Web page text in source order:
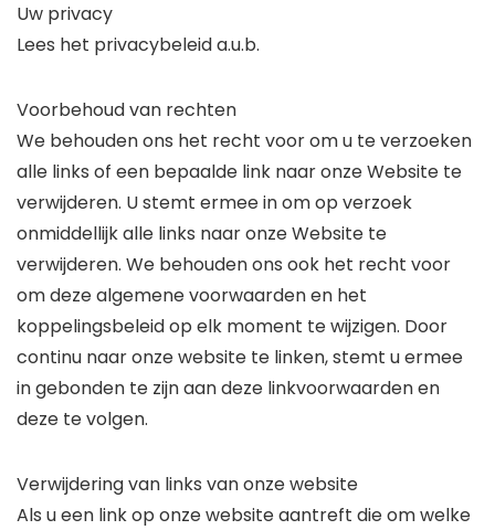
Uw privacy
Lees het privacybeleid a.u.b.
Voorbehoud van rechten
We behouden ons het recht voor om u te verzoeken
alle links of een bepaalde link naar onze Website te
verwijderen. U stemt ermee in om op verzoek
onmiddellijk alle links naar onze Website te
verwijderen. We behouden ons ook het recht voor
om deze algemene voorwaarden en het
koppelingsbeleid op elk moment te wijzigen. Door
continu naar onze website te linken, stemt u ermee
in gebonden te zijn aan deze linkvoorwaarden en
deze te volgen.
Verwijdering van links van onze website
Als u een link op onze website aantreft die om welke